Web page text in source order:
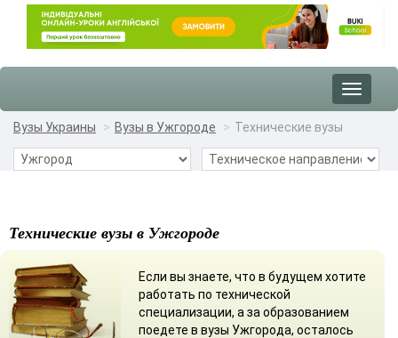
Toggle
Вузы Украины
Вузы в Ужгороде Технические вузы
Технические вузы в Ужгороде
Если вы знаете, что в будущем хотите
работать по технической
специализации, а за образованием
поедете в вузы Ужгорода, осталось